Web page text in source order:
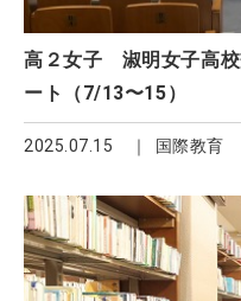
高２女子 淑明女子高校
ート（7/13〜15）
2025.07.15 国際教育